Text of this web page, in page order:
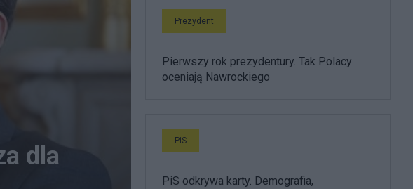
dla
Prezydent
Pierwszy rok prezydentury. Tak Polacy
oceniają Nawrockiego
PiS
PiS odkrywa karty. Demografia,